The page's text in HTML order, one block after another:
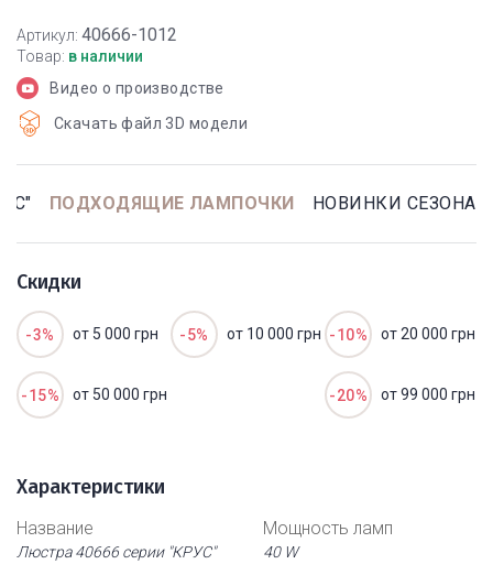
Артикул: 40666-1012
Товар: в наличии
Видео о производстве
Скачать файл 3D модели
ПОДХОДЯЩИЕ ЛАМПОЧКИ НОВИНКИ СЕЗОНА
Скидки
-3% от 5 000 грн -5% от 10 000 грн -10% от 20 000 грн
-15% от 50 000 грн -20% от 99 000 грн
Характеристики
Название
Люстра 40666 серии "КРУС"
Мощность ламп
40 W